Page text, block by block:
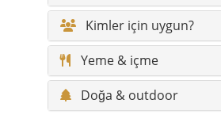
Kimler için uygun?
Yeme & içme
Doğa & outdoor